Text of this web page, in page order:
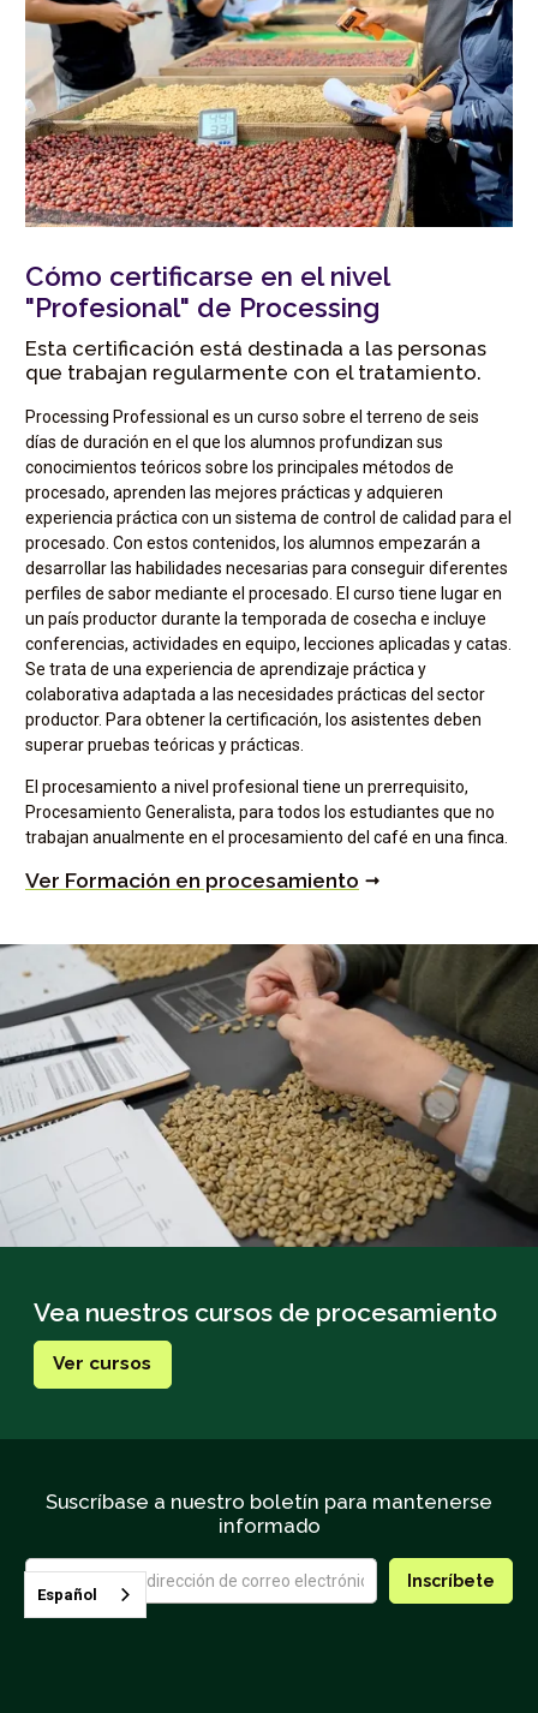
Cómo certificarse en el nivel
"Profesional" de Processing
Esta certificación está destinada a las personas
que trabajan regularmente con el tratamiento.
Processing Professional es un curso sobre el terreno de seis
días de duración en el que los alumnos profundizan sus
conocimientos teóricos sobre los principales métodos de
procesado, aprenden las mejores prácticas y adquieren
experiencia práctica con un sistema de control de calidad para el
procesado. Con estos contenidos, los alumnos empezarán a
desarrollar las habilidades necesarias para conseguir diferentes
perfiles de sabor mediante el procesado. El curso tiene lugar en
un país productor durante la temporada de cosecha e incluye
conferencias, actividades en equipo, lecciones aplicadas y catas.
Se trata de una experiencia de aprendizaje práctica y
colaborativa adaptada a las necesidades prácticas del sector
productor. Para obtener la certificación, los asistentes deben
superar pruebas teóricas y prácticas.
El procesamiento a nivel profesional tiene un prerrequisito,
Procesamiento Generalista, para todos los estudiantes que no
trabajan anualmente en el procesamiento del café en una finca.
Ver Formación en procesamiento
Vea nuestros cursos de procesamiento
Ver cursos
Suscríbase a nuestro boletín para mantenerse
informado
Español